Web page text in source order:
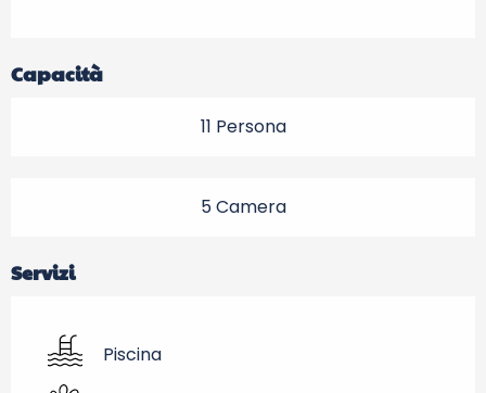
Capacità
11 Persona
5 Camera
Servizi
Piscina